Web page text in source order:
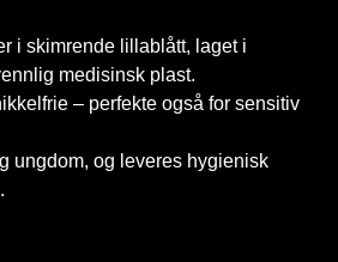
i skimrende lillablått, laget i
medisinsk plast.
– perfekte også for sensitiv
ungdom, og leveres hygienisk